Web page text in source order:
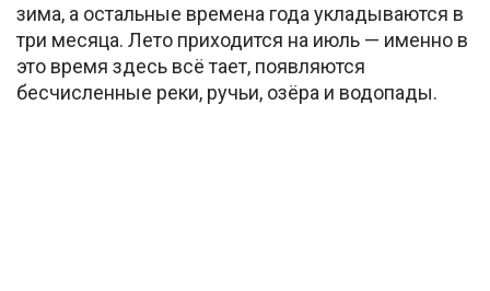
зима, а остальные времена года укладываются в
три месяца. Лето приходится на июль — именно в
это время здесь всё тает, появляются
бесчисленные реки, ручьи, озёра и водопады.